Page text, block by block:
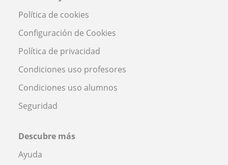
Política de cookies
Configuración de Cookies
Política de privacidad
Condiciones uso profesores
Condiciones uso alumnos
Seguridad
Descubre más
Ayuda